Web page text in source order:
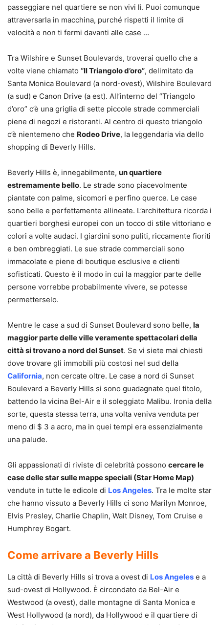
passeggiare nel quartiere se non vivi lì. Puoi comunque
attraversarla in macchina, purché rispetti il limite di
velocità e non ti fermi davanti alle case …
Tra Wilshire e Sunset Boulevards, troverai quello che a
volte viene chiamato “Il Triangolo d’oro”, delimitato da
Santa Monica Boulevard (a nord-ovest), Wilshire Boulevard
(a sud) e Canon Drive (a est). All’interno del “Triangolo
d’oro” c’è una griglia di sette piccole strade commerciali
piene di negozi e ristoranti. Al centro di questo triangolo
c’è nientemeno che Rodeo Drive, la leggendaria via dello
shopping di Beverly Hills.
Beverly Hills è, innegabilmente, un quartiere
estremamente bello. Le strade sono piacevolmente
piantate con palme, sicomori e perfino querce. Le case
sono belle e perfettamente allineate. L’architettura ricorda i
quartieri borghesi europei con un tocco di stile vittoriano e
colori a volte audaci. I giardini sono puliti, riccamente fioriti
e ben ombreggiati. Le sue strade commerciali sono
immacolate e piene di boutique esclusive e clienti
sofisticati. Questo è il modo in cui la maggior parte delle
persone vorrebbe probabilmente vivere, se potesse
permetterselo.
Mentre le case a sud di Sunset Boulevard sono belle, la
maggior parte delle ville veramente spettacolari della
città si trovano a nord del Sunset. Se vi siete mai chiesti
dove trovare gli immobili più costosi nel sud della
California, non cercate oltre. Le case a nord di Sunset
Boulevard a Beverly Hills si sono guadagnate quel titolo,
battendo la vicina Bel-Air e il soleggiato Malibu. Ironia della
sorte, questa stessa terra, una volta veniva venduta per
meno di $ 3 a acro, ma in quei tempi era essenzialmente
una palude.
Gli appassionati di riviste di celebrità possono cercare le
case delle star sulle mappe speciali (Star Home Map)
vendute in tutte le edicole di Los Angeles. Tra le molte star
che hanno vissuto a Beverly Hills ci sono Marilyn Monroe,
Elvis Presley, Charlie Chaplin, Walt Disney, Tom Cruise e
Humphrey Bogart.
Come arrivare a Beverly Hills
La città di Beverly Hills si trova a ovest di Los Angeles e a
sud-ovest di Hollywood. È circondato da Bel-Air e
Westwood (a ovest), dalle montagne di Santa Monica e
West Hollywood (a nord), da Hollywood e il quartiere di